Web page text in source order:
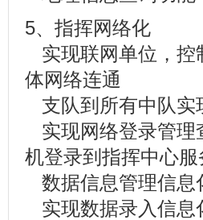
5、指挥网络化
实现联网单位，控
体网络连通
支队到所有中队实
实现网络登录管理
机登录到指挥中心
数据信息管理信息
实现数据录入信息